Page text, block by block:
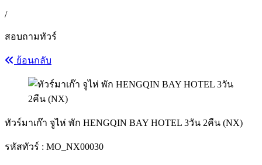
/
สอบถามทัวร์
ย้อนกลับ
ทัวร์มาเก๊า จูไห่ พัก HENGQIN BAY HOTEL 3วัน 2คืน (NX)
รหัสทัวร์ : MO_NX00030